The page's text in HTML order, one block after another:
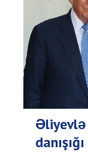
Əliyevlə